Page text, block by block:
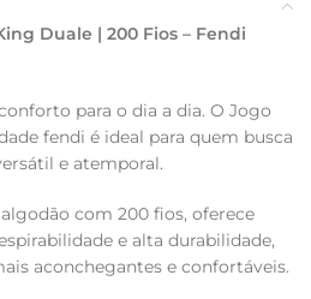
Duale | 200 Fios – Fendi
para o dia a dia. O Jogo
fendi é ideal para quem busca
e atemporal.
com 200 fios, oferece
e alta durabilidade,
aconchegantes e confortáveis.